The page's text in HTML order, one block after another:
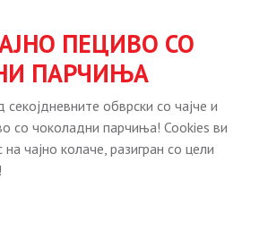
ПЕЦИВО СО
ПАРЧИЊА
обврски со чајче и
со чоколадни парчиња! Cookies ви
чајно колаче, разигран со цели